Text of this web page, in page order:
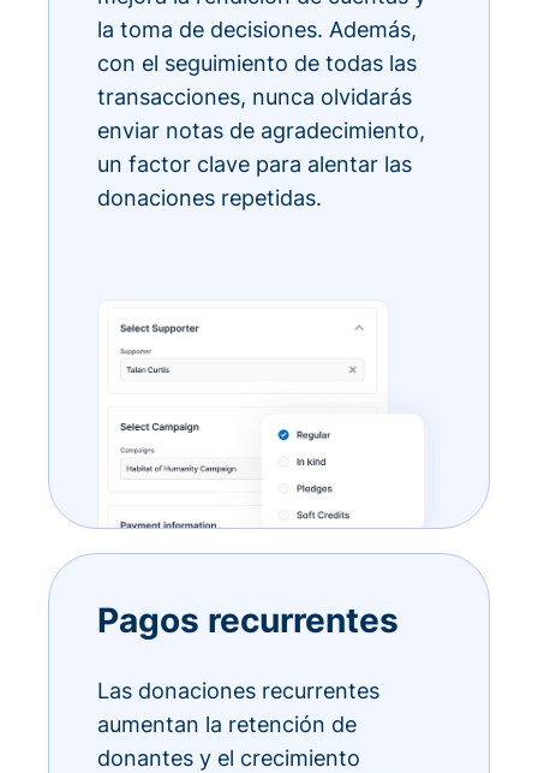
la toma de decisiones. Además,
con el seguimiento de todas las
transacciones, nunca olvidarás
enviar notas de agradecimiento,
un factor clave para alentar las
donaciones repetidas.
Pagos recurrentes
Las donaciones recurrentes
aumentan la retención de
donantes y el crecimiento